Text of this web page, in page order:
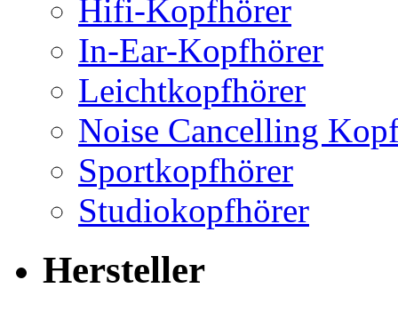
Hifi-Kopfhörer
In-Ear-Kopfhörer
Leichtkopfhörer
Noise Cancelling
Sportkopfhörer
Studiokopfhörer
Hersteller